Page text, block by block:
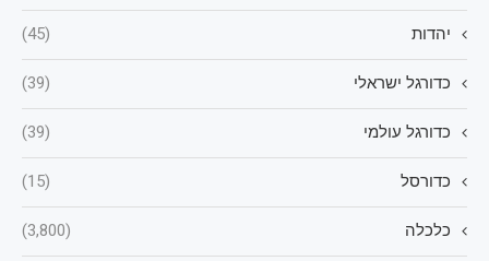
יהדות (45)
כדורגל ישראלי (39)
כדורגל עולמי (39)
כדורסל (15)
כלכלה (3,800)